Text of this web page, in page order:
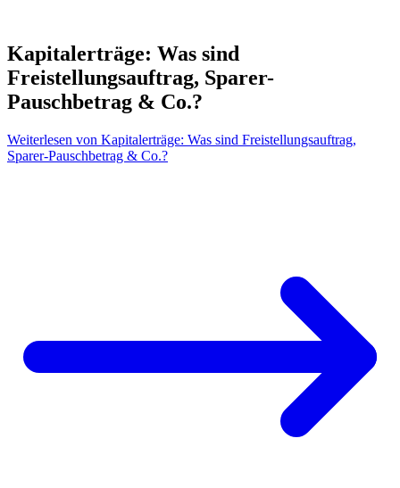
Kapitalerträge: Was sind
Freistellungsauftrag, Sparer-
Pauschbetrag & Co.?
Weiterlesen von Kapitalerträge: Was sind Freistellungsauftrag,
Sparer-Pauschbetrag & Co.?